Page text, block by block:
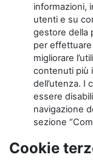
informazioni,
utenti e su
gestore della
per
migliorare
contenuti più
dell’utenza. I
essere
navigazione
sezione
Cookie